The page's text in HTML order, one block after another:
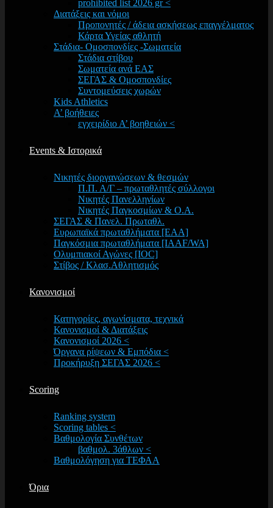
prohibited list 2026 gr <
Διατάξεις και νόμοι
Προπονητές / άδεια ασκήσεως επαγγέλματος
Κάρτα Υγείας αθλητή
Στάδια- Ομοσπονδίες -Σωματεία
Στάδια στίβου
Σωματεία ανά ΕΑΣ
ΣΕΓΑΣ & Ομοσπονδίες
Συντομεύσεις χωρών
Kids Athletics
Α’ βοήθειες
εγχειρίδιο Α’ βοηθειών <
Events & Ιστορικά
Νικητές διοργανώσεων & θεσμών
Π.Π. Α/Γ – πρωταθλητές σύλλογοι
Νικητές Πανελληνίων
Νικητές Παγκοσμίων & Ο.Α.
ΣΕΓΑΣ & Πανελ. Πρωταθλ.
Ευρωπαϊκά πρωταθλήματα [EAA]
Παγκόσμια πρωταθλήματα [IAAF/WA]
Ολυμπιακοί Αγώνες [IOC]
Στίβος / Κλασ.Αθλητισμός
Κανονισμοί
Κατηγορίες, αγωνίσματα, τεχνικά
Κανονισμοί & Διατάξεις
Κανονισμοί 2026 <
Όργανα ρίψεων & Εμπόδια <
Προκήρυξη ΣΕΓΑΣ 2026 <
Scoring
Ranking system
Scoring tables <
Βαθμολογία Συνθέτων
βαθμολ. 3άθλων <
Βαθμολόγηση για ΤΕΦΑΑ
Όρια